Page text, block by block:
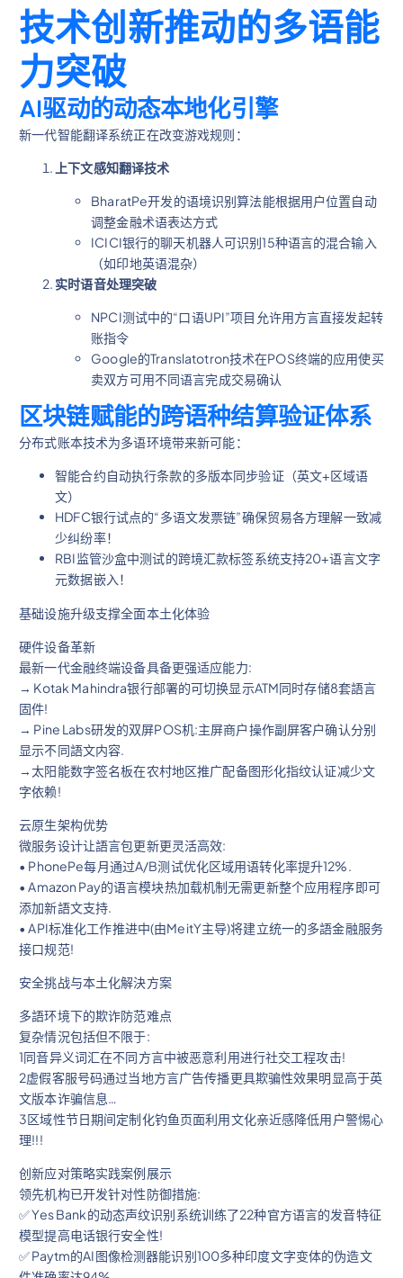
技术创新推动的多语能
力突破
AI驱动的动态本地化引擎
新一代智能翻译系统正在改变游戏规则：
上下文感知翻译技术
BharatPe开发的语境识别算法能根据用户位置自动
调整金融术语表达方式
ICICI银行的聊天机器人可识别15种语言的混合输入
（如印地英语混杂）
实时语音处理突破
NPCI测试中的“口语UPI”项目允许用方言直接发起转
账指令
Google的Translatotron技术在POS终端的应用使买
卖双方可用不同语言完成交易确认
区块链赋能的跨语种结算验证体系
分布式账本技术为多语环境带来新可能：
智能合约自动执行条款的多版本同步验证（英文+区域语
文）
HDFC银行试点的“多语文发票链”确保贸易各方理解一致减
少纠纷率！
RBI监管沙盒中测试的跨境汇款标签系统支持20+语言文字
元数据嵌入！
基础设施升级支撑全面本土化体验
硬件设备革新
最新一代金融终端设备具备更强适应能力:
→ Kotak Mahindra银行部署的可切换显示ATM同时存储8套語言
固件!
→ Pine Labs研发的双屏POS机:主屏商户操作副屏客户确认分别
显示不同語文内容.
→太阳能数字签名板在农村地区推广配备图形化指纹认证减少文
字依赖!
云原生架构优势
微服务设计让語言包更新更灵活高效:
• PhonePe每月通过A/B测试优化区域用语转化率提升12%.
• Amazon Pay的语言模块热加载机制无需更新整个应用程序即可
添加新語文支持.
• API标准化工作推进中(由MeitY主导)将建立统一的多語金融服务
接口规范!
安全挑战与本土化解決方案
多語环境下的欺诈防范难点
复杂情況包括但不限于:
1同音异义词汇在不同方言中被恶意利用进行社交工程攻击!
2虚假客服号码通过当地方言广告传播更具欺骗性效果明显高于英
文版本诈骗信息…
3区域性节日期间定制化钓鱼页面利用文化亲近感降低用户警惕心
理!!!
创新应对策略实践案例展示
领先机构已开发针对性防御措施:
✅ Yes Bank的动态声纹识别系统训练了22种官方语言的发音特征
模型提高电话银行安全性!
✅ Paytm的AI图像检测器能识别100多种印度文字变体的伪造文